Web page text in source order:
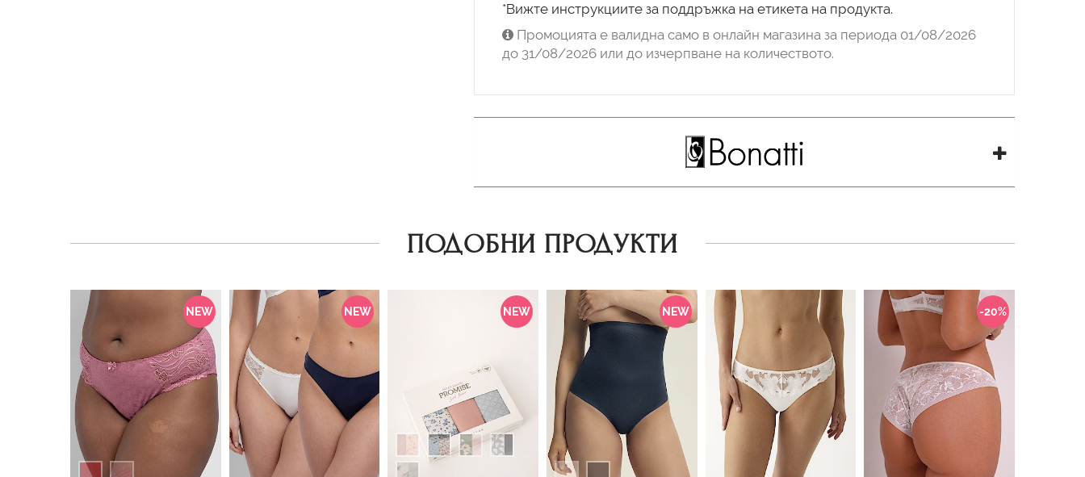
*Вижте инструкциите за поддръжка на етикета на продукта.
Промоцията е валидна само в онлайн магазина за периода 01/08/2026
до 31/08/2026 или до изчерпване на количеството.
ПОДОБНИ ПРОДУКТИ
NEW NEW NEW NEW -20%